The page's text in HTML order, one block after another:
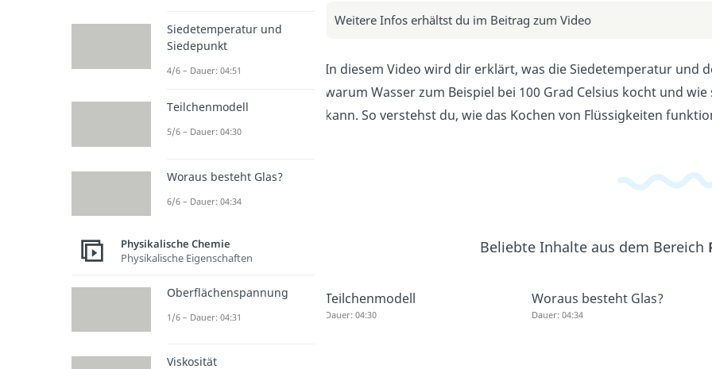
Weitere Infos erhältst du im Beitrag zum Video
In diesem Video wird dir erklärt, was die Siedetemperatur und
warum Wasser zum Beispiel bei 100 Grad Celsius kocht und
kann. So verstehst du, wie das Kochen von Flüssigkeiten
Beliebte Inhalte aus dem Bereich
Teilchenmodell
Dauer: 04:30
Woraus besteht Glas?
Dauer: 04:34
Siedetemperatur und
Siedepunkt
4/6 – Dauer: 04:51
Teilchenmodell
5/6 – Dauer: 04:30
Woraus besteht Glas?
6/6 – Dauer: 04:34
Physikalische Chemie
Physikalische Eigenschaften
Oberflächenspannung
1/6 – Dauer: 04:31
Viskosität